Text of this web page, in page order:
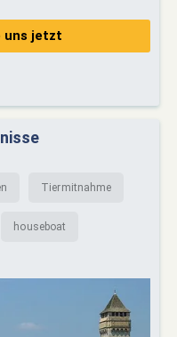
uns jetzt
Tiermitnahme
houseboat